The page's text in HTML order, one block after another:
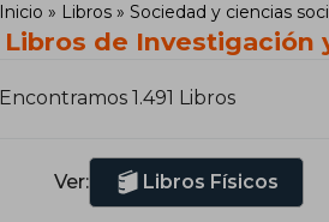
Inicio Libros Sociedad y ciencias
Libros de
Encontramos 1.491 Libros
Ver: Libros Físicos